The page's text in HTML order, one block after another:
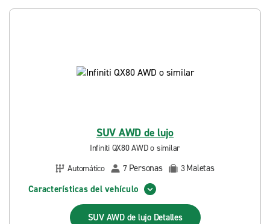
SUV AWD de lujo
Infiniti QX80 AWD o similar
Automático
7 Personas 3Maletas
Características del vehículo
SUV AWD de lujo Detalles